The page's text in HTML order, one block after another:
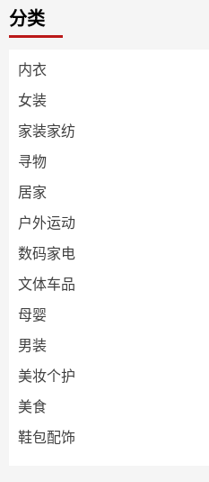
分类
内衣
女装
家装家纺
寻物
居家
户外运动
数码家电
文体车品
母婴
男装
美妆个护
美食
鞋包配饰